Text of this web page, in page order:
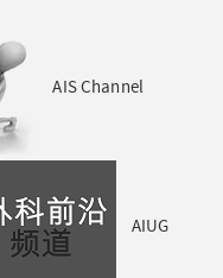
AIS Channel
AIUG